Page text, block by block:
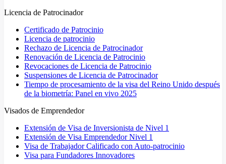
Licencia de Patrocinador
Certificado de Patrocinio
Licencia de patrocinio
Rechazo de Licencia de Patrocinador
Renovación de Licencia de Patrocinio
Revocaciones de Licencia de Patrocinio
Suspensiones de Licencia de Patrocinador
Tiempo de procesamiento de la visa del Reino Unido después
de la biometría: Panel en vivo 2025
Visados de Emprendedor
Extensión de Visa de Inversionista de Nivel 1
Extensión de Visa Emprendedor Nivel 1
Visa de Trabajador Calificado con Auto-patrocinio
Visa para Fundadores Innovadores